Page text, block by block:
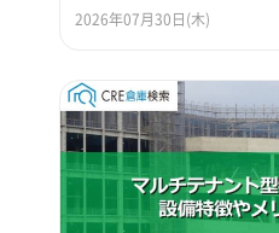
2026年07月30日(木)